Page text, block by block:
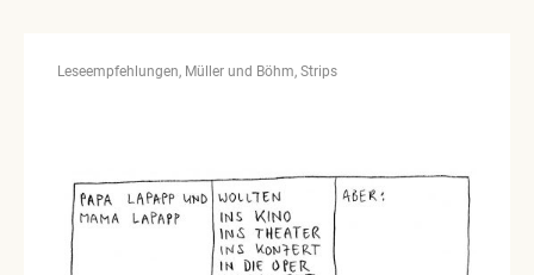
Leseempfehlungen Müller und Böhm Strips